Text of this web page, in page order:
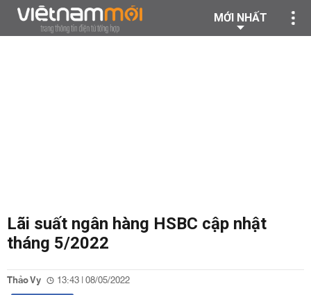
MỚI NHẤT
Lãi suất ngân hàng HSBC cập nhật
tháng 5/2022
Thảo Vy 13:43 | 08/05/2022